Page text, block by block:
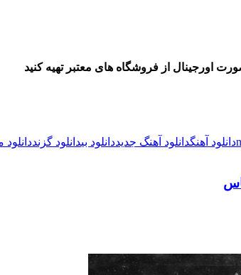
اورجینال از فروشگاه های معتبر تهیه کنید
دانلود آهنگدانلود آهنگ جدیددانلود بیدانلود گزند